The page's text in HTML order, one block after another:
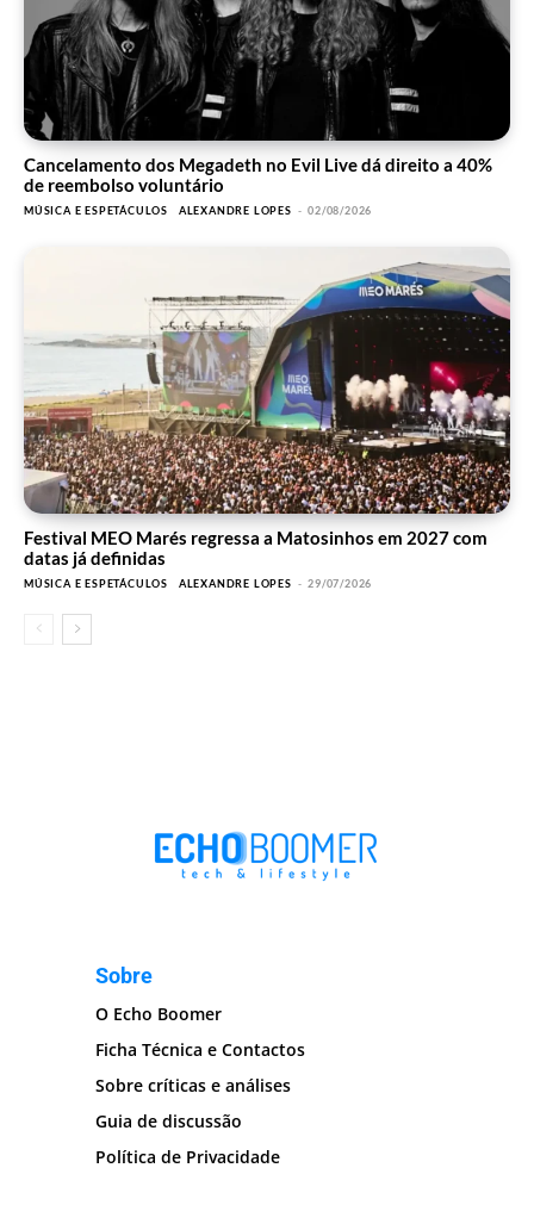
Cancelamento dos Megadeth no Evil Live dá direito a 40%
de reembolso voluntário
MÚSICA E ESPETÁCULOS ALEXANDRE LOPES - 02/08/2026
Festival MEO Marés regressa a Matosinhos em 2027 com
datas já definidas
MÚSICA E ESPETÁCULOS ALEXANDRE LOPES - 29/07/2026
Sobre
O Echo Boomer
Ficha Técnica e Contactos
Sobre críticas e análises
Guia de discussão
Política de Privacidade